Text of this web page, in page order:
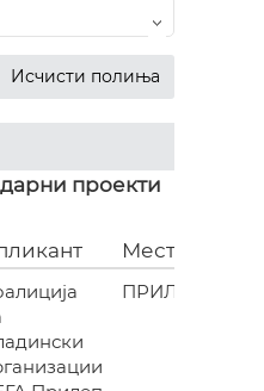
проекти
Место
ПРИЛЕП